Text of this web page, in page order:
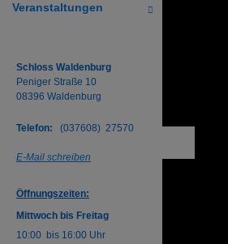
Veranstaltungen
Schloss Waldenburg
Peniger Straße 10
08396 Waldenburg
Telefon: (037608) 27570
E-Mail schreiben
Öffnungszeiten:
Mittwoch bis Freitag
10:00 bis 16:00 Uhr